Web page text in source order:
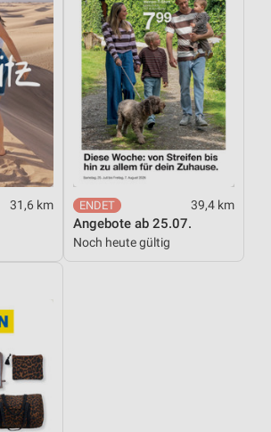
31,6 km 39,4 km
Angebote ab 25.07.
Noch heute gültig